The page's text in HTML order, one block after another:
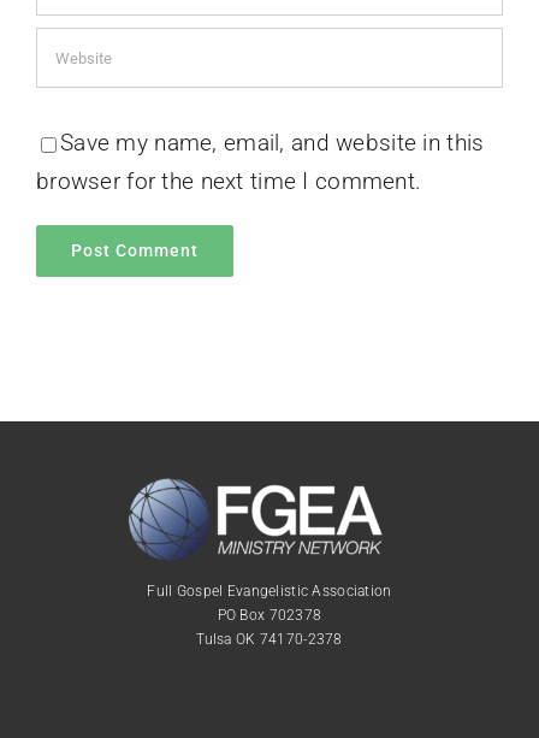
Save my name, email, and website in this
browser for the next time I comment.
Full Gospel Evangelistic Association
PO Box 702378
Tulsa OK 74170-2378